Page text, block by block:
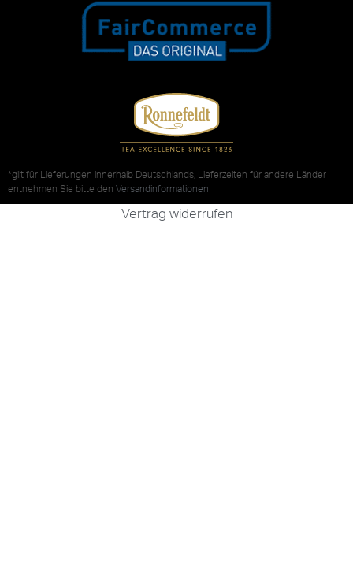
*gilt für Lieferungen innerhalb Deutschlands, Lieferzeiten für andere Länder
entnehmen Sie bitte den Versandinformationen
Vertrag widerrufen